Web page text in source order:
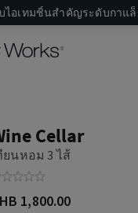
ไอเทมชิ้นสำคัญระดับกาแ
Cellar
ยนหอม 3 ไส้
1,800.00